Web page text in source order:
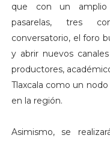
que con un amplio
pasarelas, tres
conversatorio, el foro
y abrir nuevos
productores,
Tlaxcala como un
en la región.
Asimismo, se